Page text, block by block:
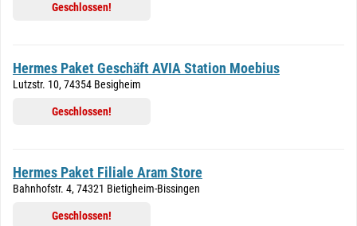
Geschlossen!
Hermes Paket Geschäft AVIA Station Moebius
Lutzstr. 10, 74354 Besigheim
Geschlossen!
Hermes Paket Filiale Aram Store
Bahnhofstr. 4, 74321 Bietigheim-Bissingen
Geschlossen!